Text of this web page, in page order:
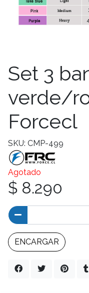
Set 3
verde/
Forcecl
SKU: CMP-499
Agotado
$ 8.290
ENCARGAR